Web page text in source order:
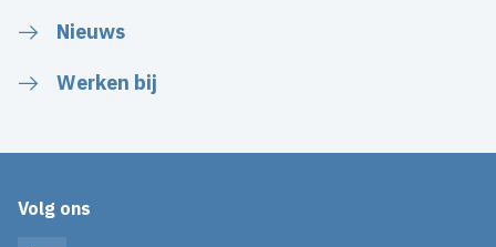
Nieuws
Werken bij
Volg ons